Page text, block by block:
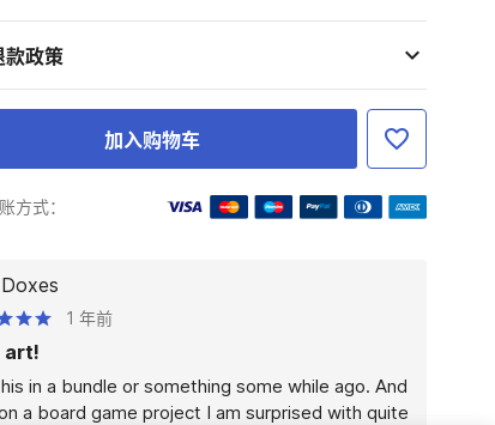
款政策
加入购物车
方式：
Doxes
1 年前
art!
in a bundle or something some while ago. And
a board game project I am surprised with quite